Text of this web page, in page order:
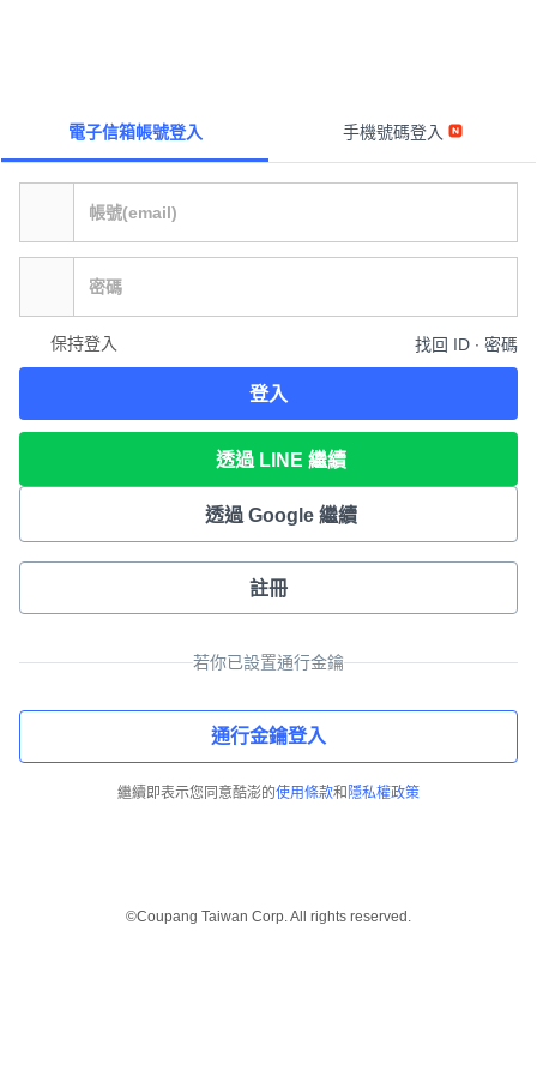
電子信箱帳號登入 手機號碼登入
保持登入 找回 ID ∙ 密碼
登入
透過 LINE 繼續
透過 Google 繼續
註冊
若你已設置通行金鑰
通行金鑰登入
繼續即表示您同意酷澎的使用條款和 隱私權政策
©Coupang Taiwan Corp. All rights reserved.